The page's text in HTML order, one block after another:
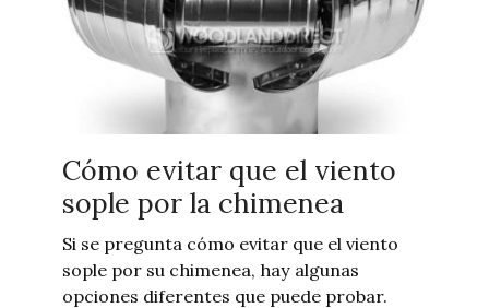
Cómo evitar que el viento
sople por la chimenea
Si se pregunta cómo evitar que el viento
sople por su chimenea, hay algunas
opciones diferentes que puede probar.